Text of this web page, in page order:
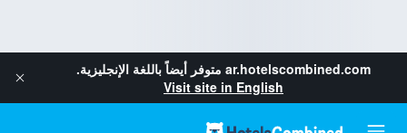
ar.hotelscombined.com متوفر أيضاً باللغة الإنجليزية.
Visit site in English